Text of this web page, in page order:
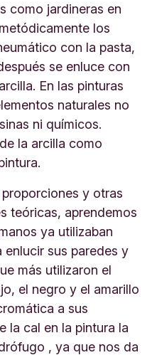
como jardineras en
los
con la pasta,
se enluce con
En las pinturas
naturales no
ni químicos.
la arcilla como
y otras
teóricas, aprendemos
ya utilizaban
enlucir sus paredes y
más utilizaron el
el negro y el amarillo
a sus
la cal en la pintura la
, ya que nos da